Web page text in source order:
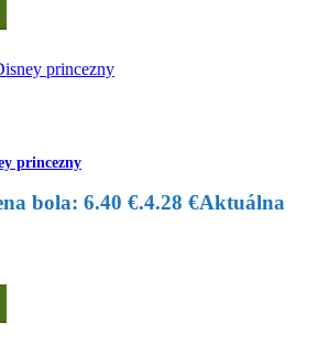
princezny
bola: 6.40 €.4.28 €Aktuálna